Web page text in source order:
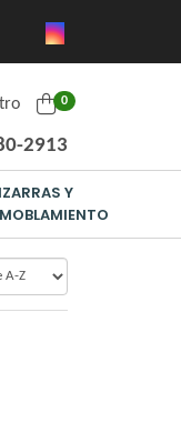
2913
0
Y